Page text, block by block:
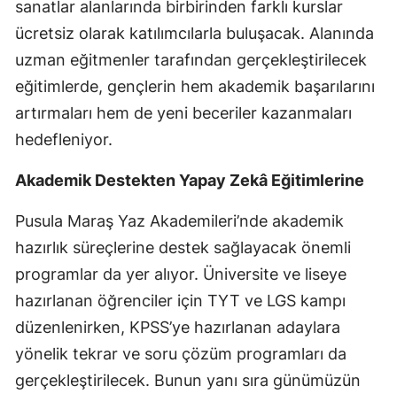
sanatlar alanlarında birbirinden farklı kurslar
ücretsiz olarak katılımcılarla buluşacak. Alanında
uzman eğitmenler tarafından gerçekleştirilecek
eğitimlerde, gençlerin hem akademik başarılarını
artırmaları hem de yeni beceriler kazanmaları
hedefleniyor.
Akademik Destekten Yapay Zekâ Eğitimlerine
Pusula Maraş Yaz Akademileri’nde akademik
hazırlık süreçlerine destek sağlayacak önemli
programlar da yer alıyor. Üniversite ve liseye
hazırlanan öğrenciler için TYT ve LGS kampı
düzenlenirken, KPSS’ye hazırlanan adaylara
yönelik tekrar ve soru çözüm programları da
gerçekleştirilecek. Bunun yanı sıra günümüzün